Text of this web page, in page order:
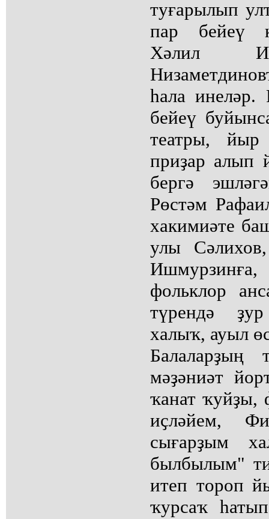
туғарылып
пар бейеү
Хәлил
һала инеләр.
бейеү
театры,
приҙар алып
бергә
Рөстәм
хакимиәте
улы
фольклор
түрендә
халыҡ, ауыл
Балаларҙың
мәҙәниәт
ҡанат ҡуйҙы,
иҫләйем,
сығарҙым
былбылым"
итеп тороп
ҡурсаҡ